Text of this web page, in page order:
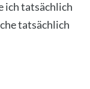
ich tat­säch­lich
tat­säch­lich